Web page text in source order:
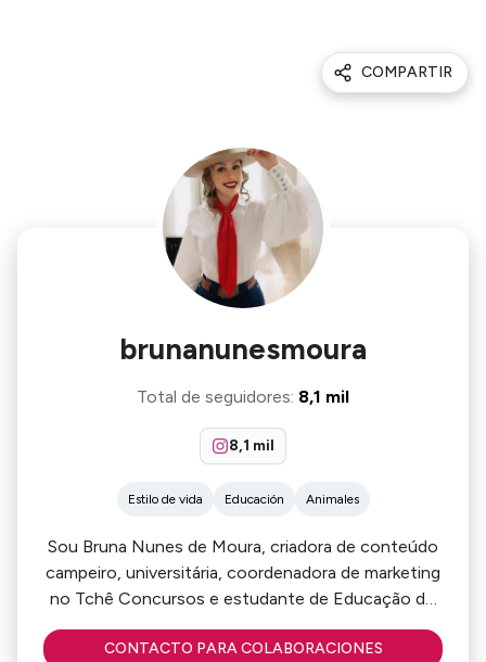
COMPARTIR
brunanunesmoura
Total de seguidores: 8,1 mil
8,1 mil
Estilo de vida Educación Animales
Sou Bruna Nunes de Moura, criadora de conteúdo
campeiro, universitária, coordenadora de marketing
no Tchê Concursos e estudante de Educação do
Campo na UNIPAMPA.
Compartilho a beleza do cotidiano rural, a cultura
CONTACTO PARA COLABORACIONES